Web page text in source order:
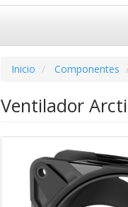
Inicio Componentes
Ventilador